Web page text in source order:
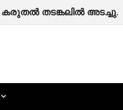
കരുതൽ തടങ്കലിൽ അടച്ചു.